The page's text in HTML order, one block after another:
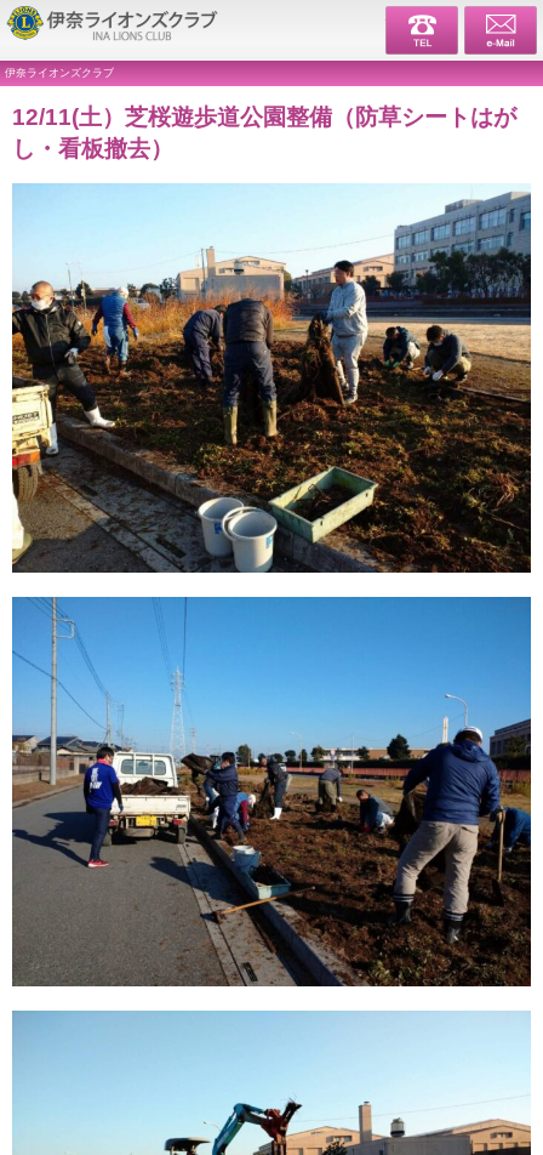
伊奈ライ
伊奈ライオンズクラブ
12/11(土）芝桜遊歩道公園整備（防草シートはが
し・看板撤去）